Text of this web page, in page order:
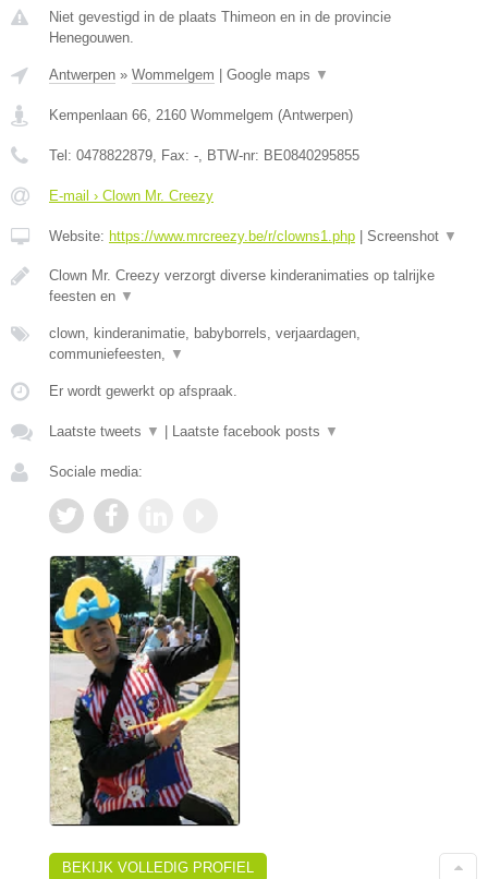
Niet gevestigd in de plaats Thimeon en in de provincie
Henegouwen.
Antwerpen » Wommelgem Google maps ▼
Kempenlaan 66, 2160 Wommelgem (Antwerpen)
Tel: 0478822879, Fax: -, BTW-nr: BE0840295855
E-mail › Clown Mr. Creezy
Website: https://www.mrcreezy.be/r/clowns1.php Screenshot ▼
Clown Mr. Creezy verzorgt diverse kinderanimaties op talrijke
feesten en ▼
clown, kinderanimatie, babyborrels, verjaardagen,
communiefeesten, ▼
Er wordt gewerkt op afspraak.
Laatste tweets ▼ Laatste facebook posts ▼
Sociale media:
BEKIJK VOLLEDIG PROFIEL